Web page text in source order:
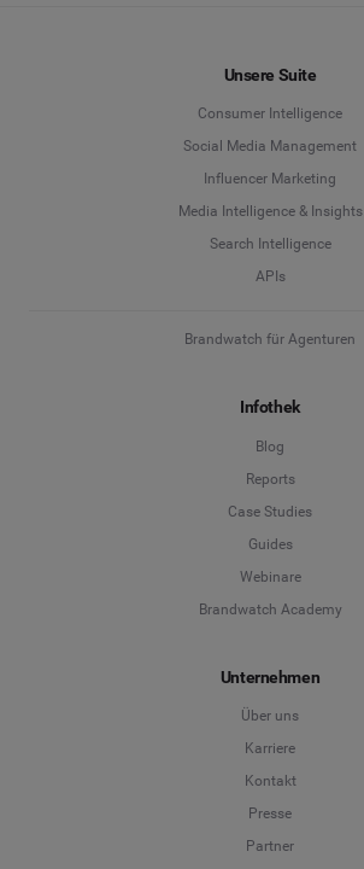
Unsere Suite
Consumer Intelligence
Social Media Management
Influencer Marketing
Media Intelligence & Insights
Search Intelligence
APIs
Brandwatch für Agenturen
Infothek
Blog
Reports
Case Studies
Guides
Webinare
Brandwatch Academy
Unternehmen
Über uns
Karriere
Kontakt
Presse
Partner